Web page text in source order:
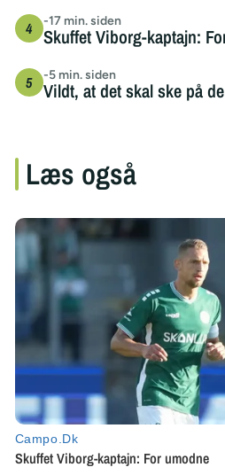
-17 min. siden
Skuffet Viborg-kaptajn:
-5 min. siden
Vildt, at det skal ske på